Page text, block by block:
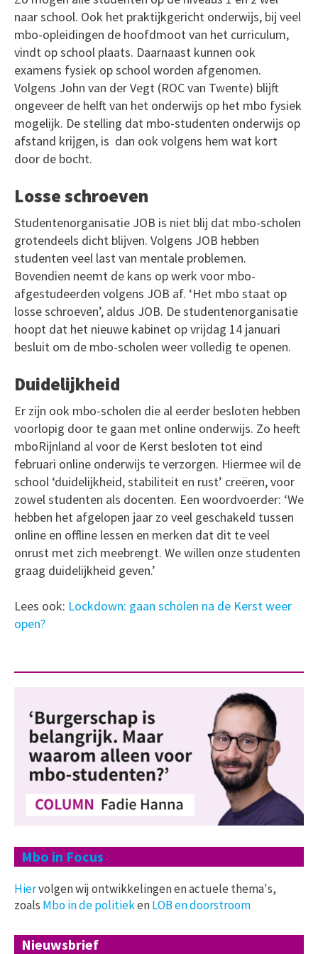
naar school. Ook het praktijkgericht onderwijs, bij veel
mbo-opleidingen de hoofdmoot van het curriculum,
vindt op school plaats. Daarnaast kunnen ook
examens fysiek op school worden afgenomen.
Volgens John van der Vegt (ROC van Twente) blijft
ongeveer de helft van het onderwijs op het mbo fysiek
mogelijk. De stelling dat mbo-studenten onderwijs op
afstand krijgen, is dan ook volgens hem wat kort
door de bocht.
Losse schroeven
Studentenorganisatie JOB is niet blij dat mbo-scholen
grotendeels dicht blijven. Volgens JOB hebben
studenten veel last van mentale problemen.
Bovendien neemt de kans op werk voor mbo-
afgestudeerden volgens JOB af. ‘Het mbo staat op
losse schroeven’, aldus JOB. De studentenorganisatie
hoopt dat het nieuwe kabinet op vrijdag 14 januari
besluit om de mbo-scholen weer volledig te openen.
Duidelijkheid
Er zijn ook mbo-scholen die al eerder besloten hebben
voorlopig door te gaan met online onderwijs. Zo heeft
mboRijnland al voor de Kerst besloten tot eind
februari online onderwijs te verzorgen. Hiermee wil de
school ‘duidelijkheid, stabiliteit en rust’ creëren, voor
zowel studenten als docenten. Een woordvoerder: ‘We
hebben het afgelopen jaar zo veel geschakeld tussen
online en offline lessen en merken dat dit te veel
onrust met zich meebrengt. We willen onze studenten
graag duidelijkheid geven.’
Lees ook: Lockdown: gaan scholen na de Kerst weer
open?
Mbo in Focus
Hiervolgen wij ontwikkelingen en actuele thema's,
zoals Mbo in de politiekenLOB en doorstroom
Nieuwsbrief